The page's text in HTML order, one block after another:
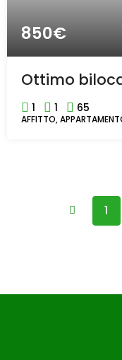
850€
1 1 65
AFFITTO,
1